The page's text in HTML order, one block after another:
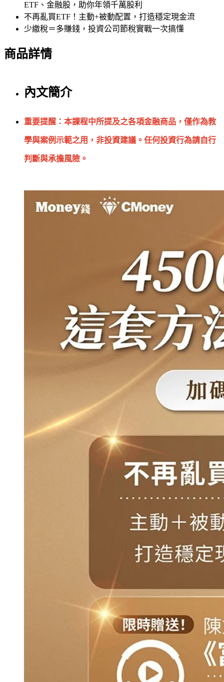
ETF、金融股，助你年領千萬股利
不再亂買ETF！主動+被動配置，打造穩定現金流
少繳稅＝多賺錢，投資公司節稅實戰一次搞懂
商品詳情
內文簡介
重要提醒：本課程中所提及之各項金融商品，僅作為教
學與案例示範之用，非投資建議。任何投資行為請自行
判斷與承擔風險。